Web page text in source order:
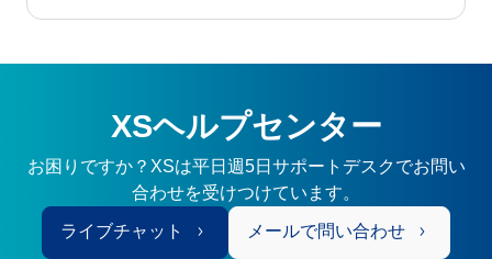
XSヘルプセンター
お困りですか？XSは平日週5日サポートデスクでお問い
合わせを受けつけています。
ライブチャット メールで問い合わせ